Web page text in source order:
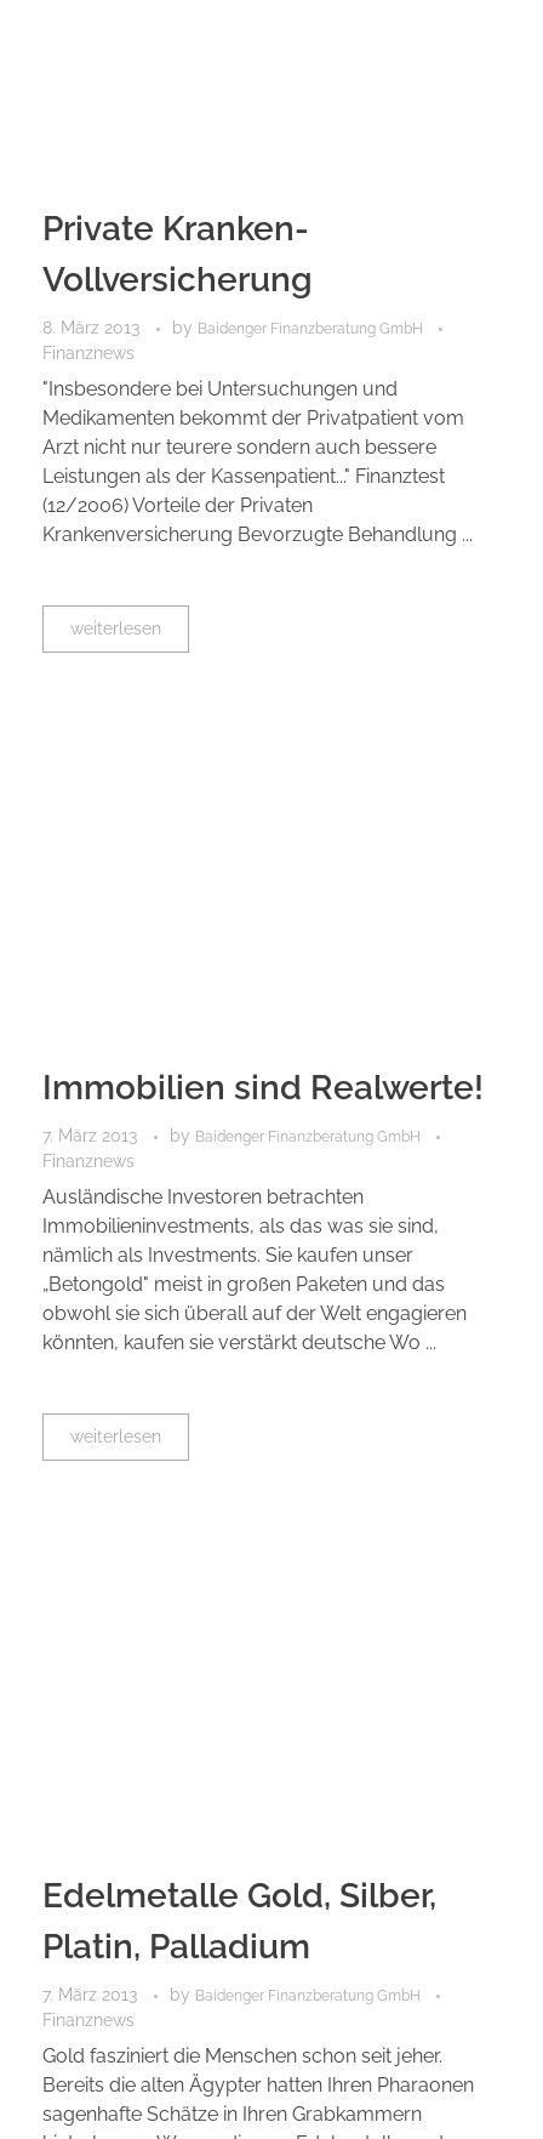
Private Kranken-
Vollversicherung
8. März 2013 by Baidenger Finanzberatung GmbH
Finanznews
"Insbesondere bei Untersuchungen und
Medikamenten bekommt der Privatpatient vom
Arzt nicht nur teurere sondern auch bessere
Leistungen als der Kassenpatient..." Finanztest
(12/2006) Vorteile der Privaten
Krankenversicherung Bevorzugte Behandlung ...
weiterlesen
Immobilien sind Realwerte!
7. März 2013 by Baidenger Finanzberatung GmbH
Finanznews
Ausländische Investoren betrachten
Immobilieninvestments, als das was sie sind,
nämlich als Investments. Sie kaufen unser
„Betongold" meist in großen Paketen und das
obwohl sie sich überall auf der Welt engagieren
könnten, kaufen sie verstärkt deutsche Wo ...
weiterlesen
Edelmetalle Gold, Silber,
Platin, Palladium
7. März 2013 by Baidenger Finanzberatung GmbH
Finanznews
Gold fasziniert die Menschen schon seit jeher.
Bereits die alten Ägypter hatten Ihren Pharaonen
sagenhafte Schätze in Ihren Grabkammern